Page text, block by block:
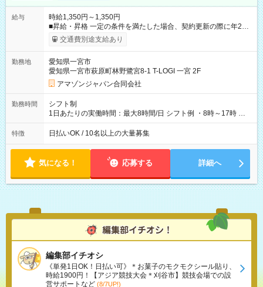
給与
時給1,350円～1,350円
■昇給・昇格 一定の条件を満たした場合、契約更新の際に年2回
まで昇給の機会があります。 ■正社員登用制度あり ※月末締/翌
月25日支払い ※時間外手当、別途支給 ※深夜割増賃金 (22:00～
☆Amazon直雇用で安定して働けます！ 【試用期間】試用期間
あり 試用期間の長さ：1週間 雇用形態、給与は本採用時と同じ
です。
交通費別途支給あり
勤務地
愛知県一宮市
愛知県一宮市萩原町林野鷺宮8-1 T-LOGI 一宮 2F
アマゾンジャパン合同会社
勤務時間
シフト制
1日あたりの実働時間：最大8時間/日 シフト例 ・8時～17時 ・
12時～21時
特徴 日払いOK / 10名以上の大量募集
気になる！ 応募する 詳細へ
編集部イチオシ
《単発1日OK！日払い可》＊お菓子のモクモクシール貼り、
時給1900円！【アジア競技大会＊刈谷市】競技会場での設
営サポートなど (8/7UP!)